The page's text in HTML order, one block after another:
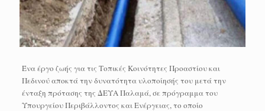
Ένα έργο ζωής για τις Τοπικές Κοινότητες Προαστίου και
Πεδινού αποκτά την δυνατότητα υλοποίησής του μετά την
ένταξη πρότασης της ΔΕΥΑ Παλαμά, σε πρόγραμμα του
Υπουργείου Περιβάλλοντος και Ενέργειας, το οποίο